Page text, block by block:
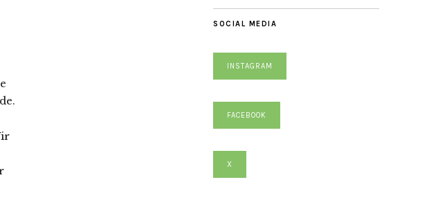
SOCIAL MEDIA
INSTAGRAM
FACEBOOK
X